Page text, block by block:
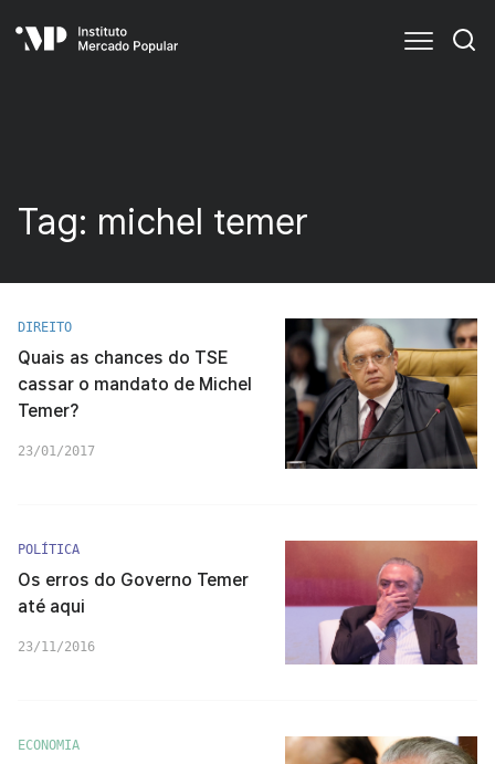
Tag: michel temer
DIREITO
Quais as chances do TSE
cassar o mandato de Michel
Temer?
23/01/2017
POLÍTICA
Os erros do Governo Temer
até aqui
23/11/2016
ECONOMIA